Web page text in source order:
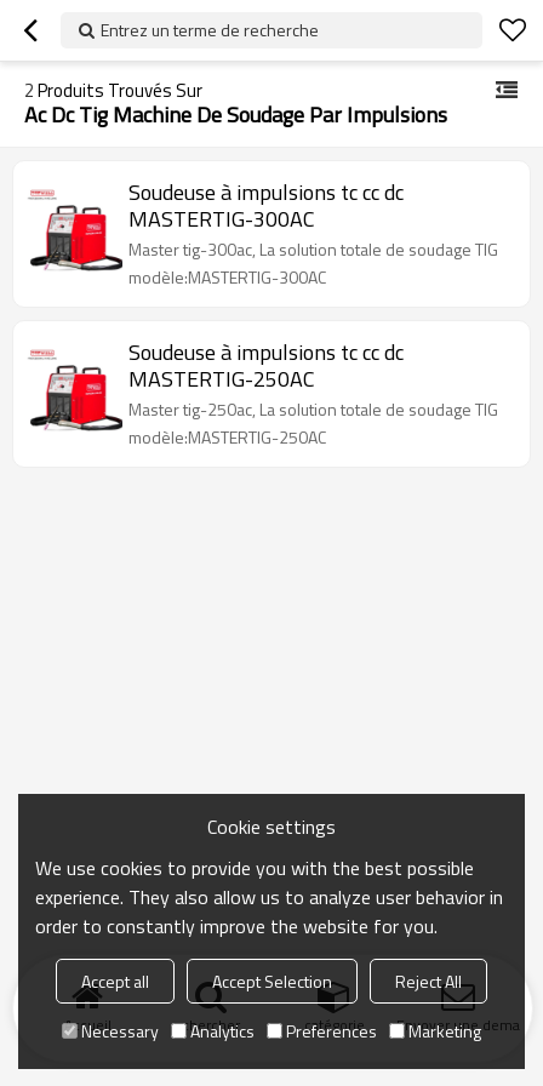
Entrez un terme de recherche
2Produits Trouvés Sur
Ac Dc Tig Machine De Soudage Par Impulsions
Soudeuse à impulsions tc cc dc
MASTERTIG-300AC
Master tig-300ac, La solution totale de soudage TIG
modèle:MASTERTIG-300AC
Soudeuse à impulsions tc cc dc
MASTERTIG-250AC
Master tig-250ac, La solution totale de soudage TIG
modèle:MASTERTIG-250AC
Accueil chercher catégorie Envoyer une
Cookie settings
We use cookies to provide you with the best possible
experience. They also allow us to analyze user behavior in
order to constantly improve the website for you.
Accept all Accept Selection
Reject All
Necessary
Analytics Preferences Marketing